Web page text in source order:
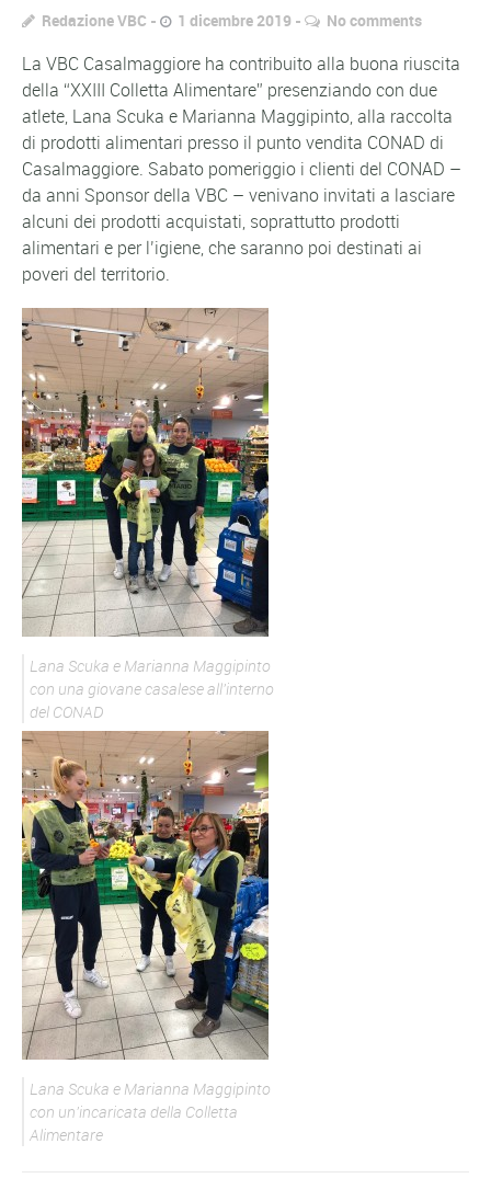
Redazione VBC 1 dicembre 2019 No comments
La VBC Casalmaggiore ha contribuito alla buona riuscita
della “XXIII Colletta Alimentare” presenziando con due
atlete, Lana Scuka e Marianna Maggipinto, alla raccolta
di prodotti alimentari presso il punto vendita CONAD di
Casalmaggiore. Sabato pomeriggio i clienti del CONAD –
da anni Sponsor della VBC – venivano invitati a lasciare
alcuni dei prodotti acquistati, soprattutto prodotti
alimentari e per l’igiene, che saranno poi destinati ai
poveri del territorio.
Lana Scuka e Marianna Maggipinto
con una giovane casalese all’interno
del CONAD
Lana Scuka e Marianna Maggipinto
con un’incaricata della Colletta
Alimentare